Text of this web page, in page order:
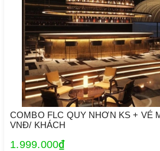
COMBO FLC QUY NHƠN KS + VÉ
VNĐ/ KHÁCH
1.999.000₫